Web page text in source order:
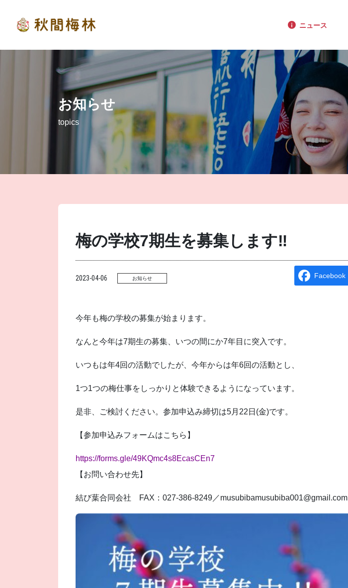
ニュース
お知らせ
topics
梅の学校7期生を募集します‼︎
2023-04-06 お知らせ Facebook
今年も梅の学校の募集が始まります。
なんと今年は7期生の募集、いつの間にか7年目に突入です。
いつもは年4回の活動でしたが、今年からは年6回の活動とし、
1つ1つの梅仕事をしっかりと体験できるようになっています。
是非、ご検討ください。参加申込み締切は5月22日(金)です。
【参加申込みフォームはこちら】
https://forms.gle/49KQmc4s8EcasCEn7
【お問い合わせ先】
結び葉合同会社 FAX：027-386-8249／musubibamusubiba001@gmail.com